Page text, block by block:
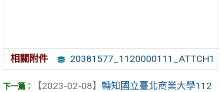
相關附件 20381577_1120000111_ATTCH1
【2023-02-08】 轉知國立臺北商業大學112